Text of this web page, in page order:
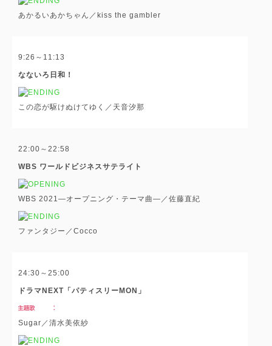
あかるいあかちゃん／kiss the gambler
9:26～11:13
なないろ日和！
この恋が駆けぬけてゆく／天音汐那
22:00～22:58
WBS ワールドビジネスサテライト
WBS 2021―オープニング・テーマ曲―／佐藤直紀
ファンタジー／Cocco
24:30～25:00
ドラマNEXT「パティスリーMON」
Sugar／清水美依紗